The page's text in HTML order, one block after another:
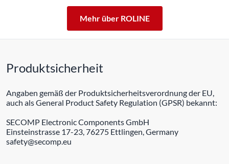
Mehr über ROLINE
Produktsicherheit
Angaben gemäß der Produktsicherheitsverordnung der EU,
auch als General Product Safety Regulation (GPSR) bekannt:
SECOMP Electronic Components GmbH
Einsteinstrasse 17-23, 76275 Ettlingen, Germany
safety@secomp.eu